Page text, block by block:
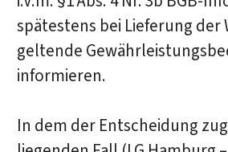
spätestens bei Lieferung der
geltende
informieren.
In dem der Entscheidung